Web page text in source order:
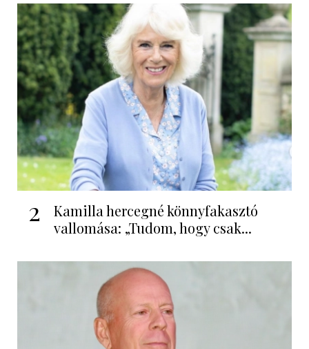
2
Kamilla hercegné könnyfakasztó
vallomása: „Tudom, hogy csak...